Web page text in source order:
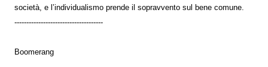
società, e l’individualismo prende il sopravvento sul bene comune.
-------------------------------------
Boomerang